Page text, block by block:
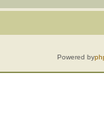
Powered by